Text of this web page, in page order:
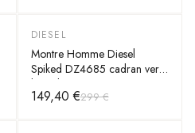
-50%
DIESEL
Montre Homme Diesel
Spiked DZ4685 cadran vert
bracelet acier
149,40 €299 €